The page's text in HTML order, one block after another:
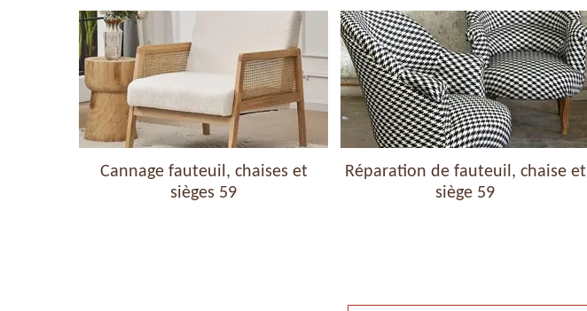
Cannage fauteuil, chaises et
sièges 59
Réparation de fauteuil, chaise et
siège 59